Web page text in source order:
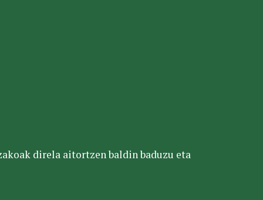
direla aitortzen baldin baduzu eta